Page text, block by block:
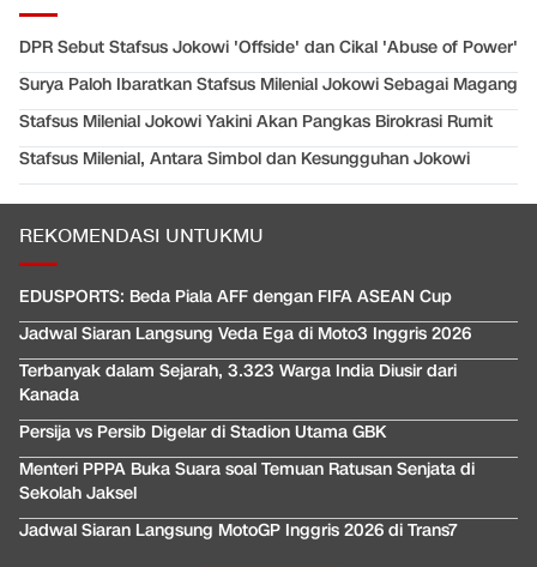
DPR Sebut Stafsus Jokowi 'Offside' dan Cikal 'Abuse of Power'
Surya Paloh Ibaratkan Stafsus Milenial Jokowi Sebagai Magang
Stafsus Milenial Jokowi Yakini Akan Pangkas Birokrasi Rumit
Stafsus Milenial, Antara Simbol dan Kesungguhan Jokowi
REKOMENDASI UNTUKMU
EDUSPORTS: Beda Piala AFF dengan FIFA ASEAN Cup
Jadwal Siaran Langsung Veda Ega di Moto3 Inggris 2026
Terbanyak dalam Sejarah, 3.323 Warga India Diusir dari
Kanada
Persija vs Persib Digelar di Stadion Utama GBK
Menteri PPPA Buka Suara soal Temuan Ratusan Senjata di
Sekolah Jaksel
Jadwal Siaran Langsung MotoGP Inggris 2026 di Trans7